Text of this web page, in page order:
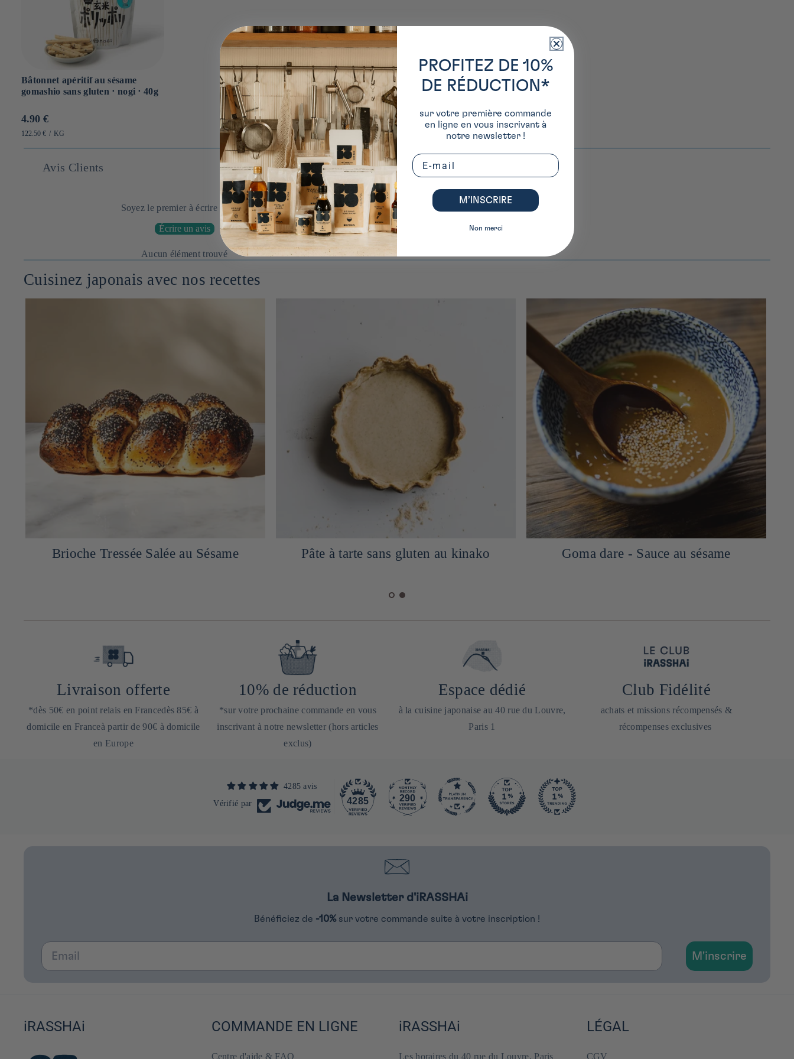
Bâtonnet apéritif au sésame
gomashio sans gluten ⋅ nogi ⋅ 40g
Prix
habituel
4.90 €
PRIX
122.50 € / PAR
KG
Avis Clients
Soyez le premier à écrire un avis
Écrire un avis
Aucun élément trouvé
Cuisinez japonais avec nos recettes
Brioche Tressée Salée au Sésame Pâte à tarte sans gluten au kinako Goma dare - Sauce au sésame
Livraison offerte
*dès 50€ en point relais en Francedès 85€ à
domicile en Franceà partir de 90€ à domicile
en Europe
10% de réduction
*sur votre prochaine commande en vous
inscrivant à notre newsletter (hors articles
exclus)
Espace dédié
à la cuisine japonaise au 40 rue du Louvre,
Paris 1
Club Fidélité
achats et missions récompensés &
récompenses exclusives
4285 avis
Vérifié par
4285 290
La Newsletter d'iRASSHAi
Bénéficiez de -10% sur votre commande suite à votre inscription !
Email
M'inscrire
iRASSHAi COMMANDE EN LIGNE
Centre d'aide & FAQ
iRASSHAi
Les horaires du 40 rue du Louvre, Paris
LÉGAL
CGV
PROFITEZ DE 10%
DE RÉDUCTION*
sur votre première commande
en ligne en vous inscrivant à
notre newsletter !
Email
M’INSCRIRE
Non merci